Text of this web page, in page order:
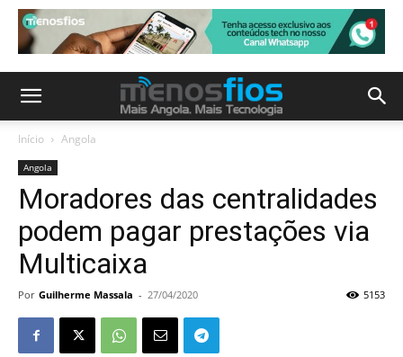
Início Angola
Angola
Moradores das centralidades
podem pagar prestações via
Multicaixa
Por Guilherme Massala - 27/04/2020 5153